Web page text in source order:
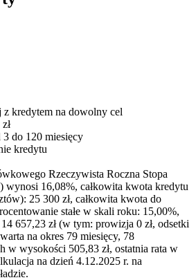
z kredytem na dowolny cel
3 do 120 miesięcy
kredytu
Rzeczywista Roczna Stopa
wynosi 16,08%, całkowita kwota kredytu
25 300 zł, całkowita kwota do
stałe w skali roku: 15,00%,
657,23 zł (w tym: prowizja 0 zł, odsetki
na okres 79 miesięcy, 78
w wysokości 505,83 zł, ostatnia rata w
na dzień 4.12.2025 r. na